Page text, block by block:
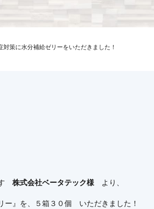
対策に水分補給ゼリーをいただきました！
株式会社ベータテック様 より、
ー』を、５箱３０個 いただきました！